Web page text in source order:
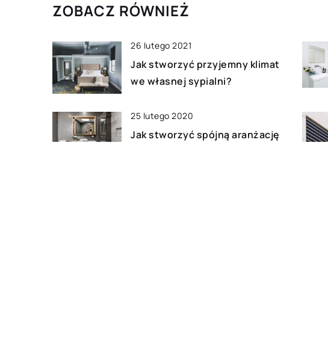
ZOBACZ RÓWNIEŻ
26 lutego 2021
Jak stworzyć przyjemny klimat
we własnej sypialni?
25 lutego 2020
Jak stworzyć spójną aranżację